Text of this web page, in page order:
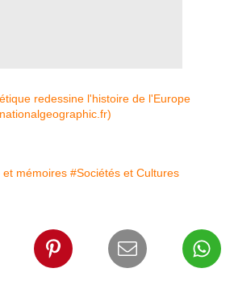
mémoires #Sociétés et Cultures